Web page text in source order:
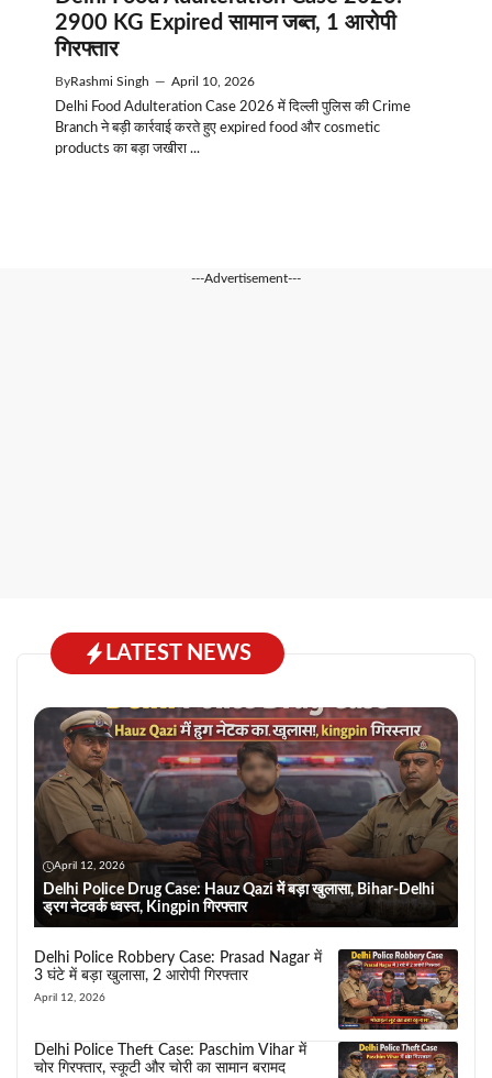
2900 KG Expired सामान जब्त, 1 आरोपी
गिरफ्तार
ByRashmi Singh — April 10, 2026
Delhi Food Adulteration Case 2026 में दिल्ली पुलिस की Crime
Branch ने बड़ी कार्रवाई करते हुए expired food और cosmetic
products का बड़ा जखीरा ...
---Advertisement---
LATEST NEWS
April 12, 2026
Delhi Police Drug Case: Hauz Qazi में बड़ा खुलासा, Bihar-Delhi
ड्रग नेटवर्क ध्वस्त, Kingpin गिरफ्तार
Delhi Police Robbery Case: Prasad Nagar में
3 घंटे में बड़ा खुलासा, 2 आरोपी गिरफ्तार
April 12, 2026
Delhi Police Theft Case: Paschim Vihar में
चोर गिरफ्तार, स्कूटी और चोरी का सामान बरामद